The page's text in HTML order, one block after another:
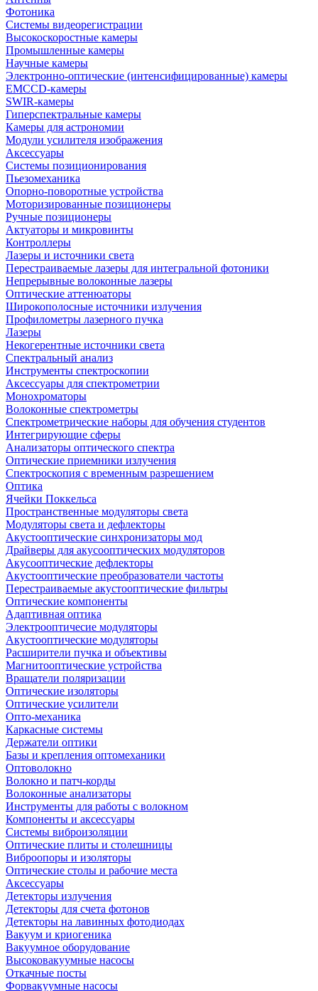
Фотоника
Cистемы видеорегистрации
Высокоскоростные камеры
Промышленные камеры
Научные камеры
Электронно-оптические (интенсифицированные) камеры
EMCCD-камеры
SWIR-камеры
Гиперспектральные камеры
Камеры для астрономии
Модули усилителя изображения
Аксессуары
Системы позиционирования
Пьезомеханика
Опорно-поворотные устройства
Моторизированные позиционеры
Ручные позиционеры
Актуаторы и микровинты
Контроллеры
Лазеры и источники света
Перестраиваемые лазеры для интегральной фотоники
Непрерывные волоконные лазеры
Оптические аттенюаторы
Широкополосные источники излучения
Профилометры лазерного пучка
Лазеры
Некогерентные источники света
Спектральный анализ
Инструменты спектроскопии
Аксессуары для спектрометрии
Монохроматоры
Волоконные спектрометры
Спектрометрические наборы для обучения студентов
Интегрирующие сферы
Анализаторы оптического спектра
Оптические приемники излучения
Спектроскопия с временным разрешением
Оптика
Ячейки Поккельса
Пространственные модуляторы света
Модуляторы света и дефлекторы
Акустооптические синхронизаторы мод
Драйверы для акусооптических модуляторов
Акусооптические дефлекторы
Акустооптические преобразователи частоты
Перестраиваемые акустооптические фильтры
Оптические компоненты
Адаптивная оптика
Электрооптичесие модуляторы
Акустооптические модуляторы
Расширители пучка и объективы
Магнитооптические устройства
Вращатели поляризации
Оптические изоляторы
Оптические усилители
Опто-механика
Каркасные системы
Держатели оптики
Базы и крепления оптомеханики
Оптоволокно
Волокно и патч-корды
Волоконные анализаторы
Инструменты для работы с волокном
Компоненты и аксессуары
Системы виброизоляции
Оптические плиты и столешницы
Виброопоры и изоляторы
Оптические столы и рабочие места
Аксессуары
Детекторы излучения
Детекторы для счета фотонов
Детекторы на лавинных фотодиодах
Вакуум и криогеника
Вакуумное оборудование
Высоковакуумные насосы
Откачные посты
Форвакуумные насосы